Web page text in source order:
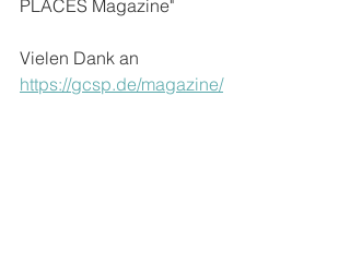
PLACES Magazine"
Vielen Dank an
https://gcsp.de/magazine/